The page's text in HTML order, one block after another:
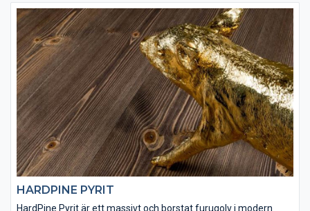
hårdvaxolja för att få rätt finish och slitstyrka. Det här är ett golv
som är lämpligt både för tuff hemmiljö och offentliga lokaler.
HARDPINE PYRIT
HardPine Pyrit är ett massivt och borstat furugolv i modern